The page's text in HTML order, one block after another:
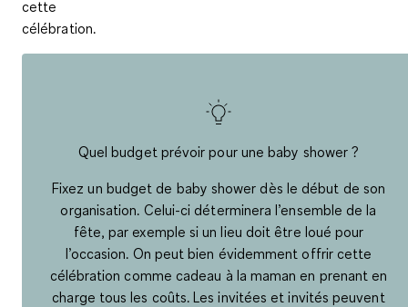
cette
célébration.
Quel budget prévoir pour une baby shower ?
Fixez un budget de baby shower dès le début de son
organisation. Celui-ci déterminera l’ensemble de la
fête, par exemple si un lieu doit être loué pour
l’occasion. On peut bien évidemment offrir cette
célébration comme cadeau à la maman en prenant en
charge tous les coûts. Les invitées et invités peuvent